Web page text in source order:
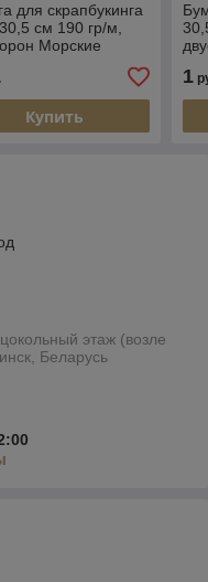
для скрапбукинга
см 190 гр/м,
Морские
Затонувший
Купить
1
этаж (возле
Беларусь